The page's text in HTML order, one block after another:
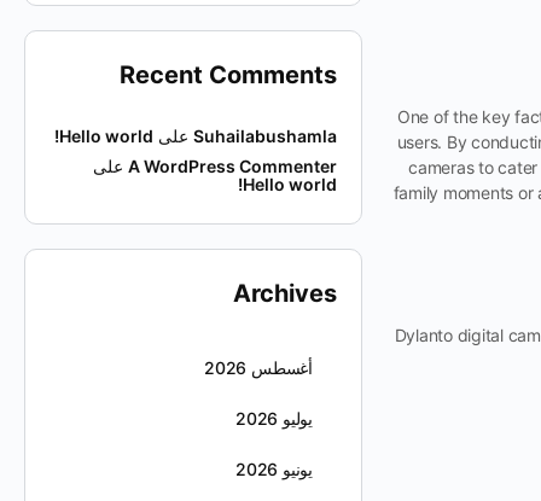
One of the key
users. By
cameras to
family moments or
Dylanto digital
Recent Comments
Suhailabushamla على Hello world!
A WordPress Commenter على
Hello world!
Archives
أغسطس 2026
يوليو 2026
يونيو 2026